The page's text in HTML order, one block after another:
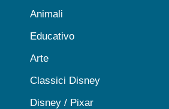
Animali
Educativo
Arte
Classici Disney
Disney / Pixar